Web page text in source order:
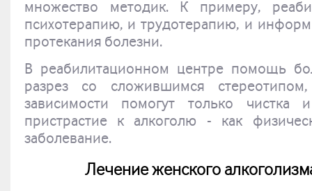
множество методик. К примеру,
психотерапию, и трудотерапию, и
протекания болезни.
В реабилитационном центре помощь
разрез со сложившимся
зависимости помогут только чистка
пристрастие к алкоголю - как
заболевание.
Лечение женского